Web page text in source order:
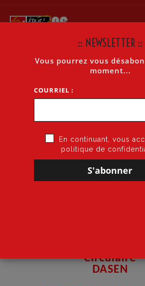
CIRCULAIRE DASEN (EX IA).
Accueil»Circulaire Dasen (Ex IA). CMO-CLM-
Circulaire
DASEN
:: NEWSLETTER ::
Vous pourrez vous
moment...
COURRIEL :
En continuant, vous
politique de